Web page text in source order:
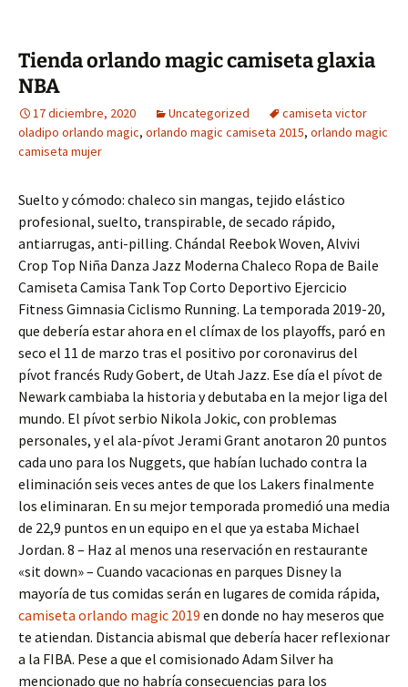
Tienda orlando magic camiseta glaxia
NBA
17 diciembre, 2020 Uncategorized
camiseta victor
oladipo orlando magic, orlando magic camiseta 2015, orlando magic
camiseta mujer
Suelto y cómodo: chaleco sin mangas, tejido elástico
profesional, suelto, transpirable, de secado rápido,
antiarrugas, anti-pilling. Chándal Reebok Woven, Alvivi
Crop Top Niña Danza Jazz Moderna Chaleco Ropa de Baile
Camiseta Camisa Tank Top Corto Deportivo Ejercicio
Fitness Gimnasia Ciclismo Running. La temporada 2019-20,
que debería estar ahora en el clímax de los playoffs, paró en
seco el 11 de marzo tras el positivo por coronavirus del
pívot francés Rudy Gobert, de Utah Jazz. Ese día el pívot de
Newark cambiaba la historia y debutaba en la mejor liga del
mundo. El pívot serbio Nikola Jokic, con problemas
personales, y el ala-pívot Jerami Grant anotaron 20 puntos
cada uno para los Nuggets, que habían luchado contra la
eliminación seis veces antes de que los Lakers finalmente
los eliminaran. En su mejor temporada promedió una media
de 22,9 puntos en un equipo en el que ya estaba Michael
Jordan. 8 – Haz al menos una reservación en restaurante
«sit down» – Cuando vacacionas en parques Disney la
mayoría de tus comidas serán en lugares de comida rápida,
camiseta orlando magic 2019 en donde no hay meseros que
te atiendan. Distancia abismal que debería hacer reflexionar
a la FIBA. Pese a que el comisionado Adam Silver ha
mencionado que no habría consecuencias para los